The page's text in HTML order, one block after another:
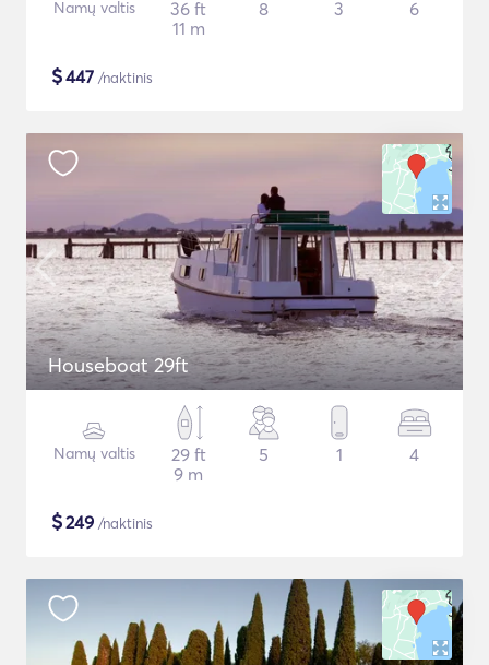
Namų valtis
36 ft
11 m
8 3 6
$447 /naktinis
Houseboat 29ft
Namų valtis
29 ft
9 m
5 1 4
$249 /naktinis